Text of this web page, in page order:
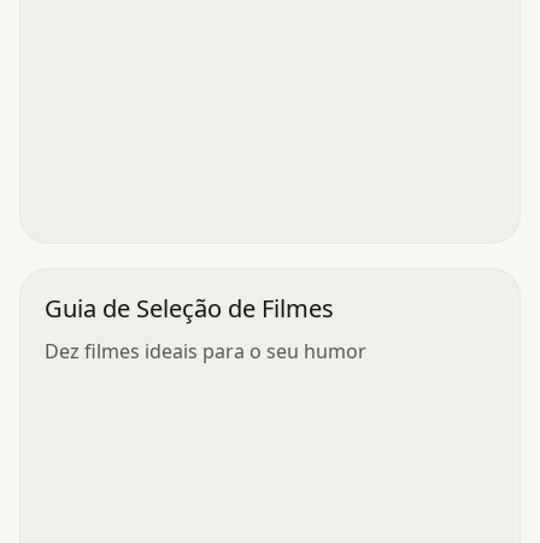
Guia de Seleção de Filmes
Dez filmes ideais para o seu humor